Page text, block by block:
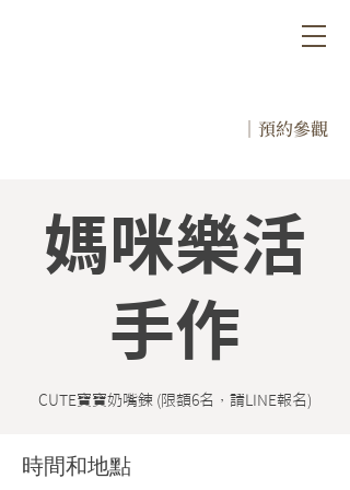
｜預約參觀
媽咪樂活
手作
時間和地點